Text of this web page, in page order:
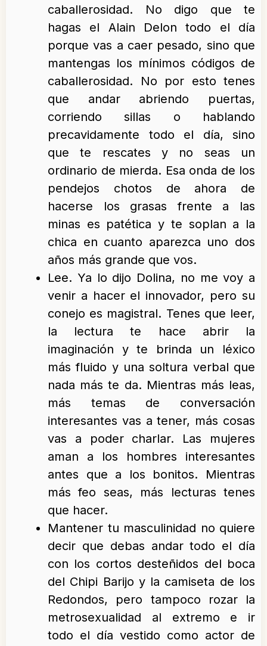
caballerosidad. No digo que te
hagas el Alain Delon todo el día
porque vas a caer pesado, sino que
mantengas los mínimos códigos de
caballerosidad. No por esto tenes
que andar abriendo puertas,
corriendo sillas o hablando
precavidamente todo el día, sino
que te rescates y no seas un
ordinario de mierda. Esa onda de los
pendejos chotos de ahora de
hacerse los grasas frente a las
minas es patética y te soplan a la
chica en cuanto aparezca uno dos
años más grande que vos.
Lee. Ya lo dijo Dolina, no me voy a
venir a hacer el innovador, pero su
conejo es magistral. Tenes que leer,
la lectura te hace abrir la
imaginación y te brinda un léxico
más fluido y una soltura verbal que
nada más te da. Mientras más leas,
más temas de conversación
interesantes vas a tener, más cosas
vas a poder charlar. Las mujeres
aman a los hombres interesantes
antes que a los bonitos. Mientras
más feo seas, más lecturas tenes
que hacer.
Mantener tu masculinidad no quiere
decir que debas andar todo el día
con los cortos desteñidos del boca
del Chipi Barijo y la camiseta de los
Redondos, pero tampoco rozar la
metrosexualidad al extremo e ir
todo el día vestido como actor de